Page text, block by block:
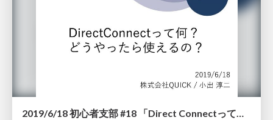
2019/6/18 初心者支部 #18 「Direct Connectって何？ どうやったら使えるの？」